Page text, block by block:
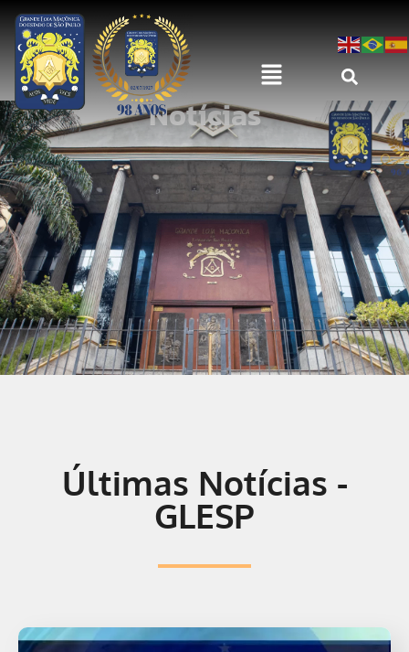
Notícias
Últimas Notícias -
GLESP